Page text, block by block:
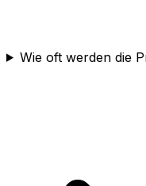
Wie oft werden die